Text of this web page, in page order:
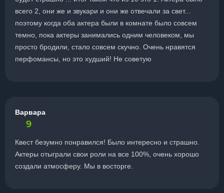
всего 2, они же и звукари и они же отвечали за свет...
поэтому когда оба актера были в комнате было совсем
темно, пока актеры занимались одним человеком, мы
просто бродили, стало совсем скучно. Очень нравятся
перфомансы, но это худший! Не советую
Варвара
9
Квест безумно понравился! Было интересно и страшно.
Актеры отыграли свои роли на все 100%, очень хорошо
создали атмосферу. Мы в восторге.